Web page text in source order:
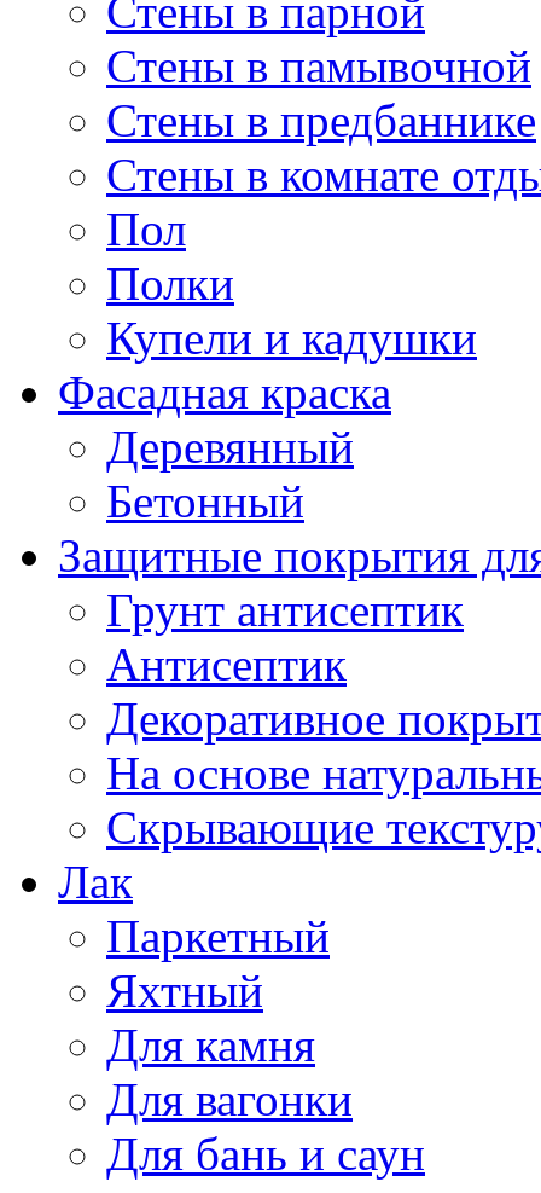
Стены в парной
Стены в памывочной
Стены в предбаннике
Стены в комнате
Пол
Полки
Купели и кадушки
Фасадная краска
Деревянный
Бетонный
Защитные покрытия
Грунт антисептик
Антисептик
Декоративное
На основе
Скрывающие
Лак
Паркетный
Яхтный
Для камня
Для вагонки
Для бань и саун